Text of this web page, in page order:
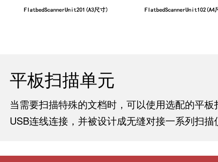
平板扫描单元
当需要扫描特殊的文档时，可以使用选配的平
USB连线连接，并被设计成无缝对接一系列扫描